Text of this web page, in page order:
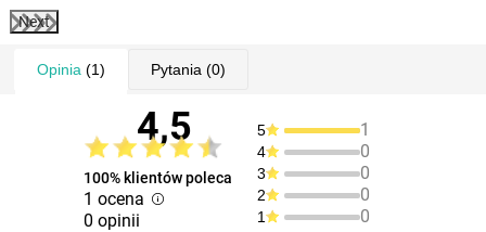
Next
Opinia (1) Pytania (0)
4,5
100% klientów poleca
1 ocena
0 opinii
5 1
4 0
3 0
2 0
1 0